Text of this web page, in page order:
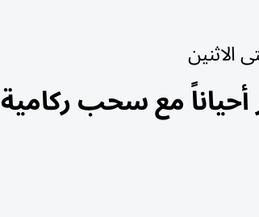
الاثنين
مع سحب ركامية